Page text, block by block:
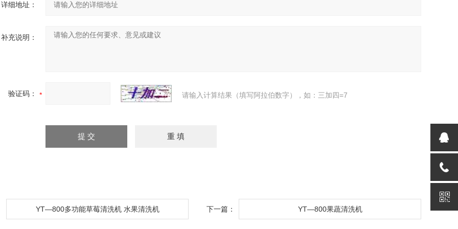
详细地址：
补充说明：
验证码： 请输入计算结果（填写阿拉伯数字），如：三加四=7
YT—800多功能草莓清洗机 水果清洗机 下一篇： YT—800果蔬清洗机